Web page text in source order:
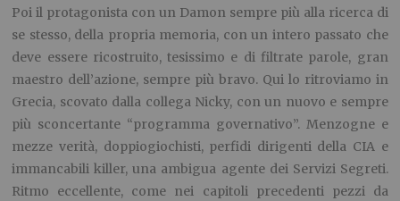
Poi il protagonista con un Damon sempre più alla ricerca di
se stesso, della propria memoria, con un intero passato che
deve essere ricostruito, tesissimo e di filtrate parole, gran
maestro dell’azione, sempre più bravo. Qui lo ritroviamo in
Grecia, scovato dalla collega Nicky, con un nuovo e sempre
più sconcertante “programma governativo”. Menzogne e
mezze verità, doppiogiochisti, perfidi dirigenti della CIA e
immancabili killer, una ambigua agente dei Servizi Segreti.
Ritmo eccellente, come nei capitoli precedenti pezzi da